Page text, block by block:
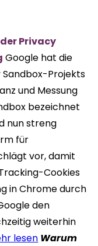
Privacy
Google hat die
Projekts
und Messung
bezeichnet
nun streng
für
vor, damit
Cookies
in Chrome durch
den
weiterhin
lesen Warum